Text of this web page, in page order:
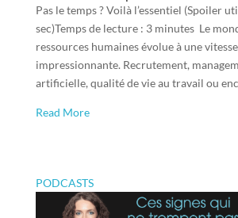
Pas le temps ? Voilà l’essentiel (Spoiler
sec)Temps de lecture : 3 minutes Le
ressources humaines évolue à une vitesse
impressionnante. Recrutement,
artificielle, qualité de vie au travail ou
Read More
PODCASTS